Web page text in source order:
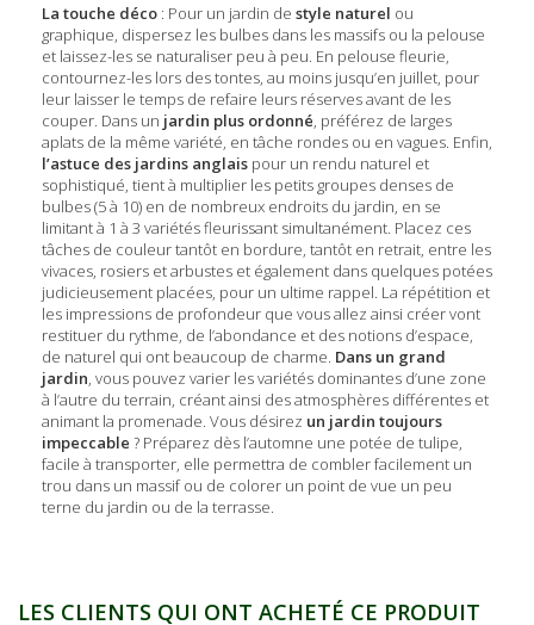
La touche déco : Pour un jardin de style naturel ou
graphique, dispersez les bulbes dans les massifs ou la pelouse
et laissez-les se naturaliser peu à peu. En pelouse fleurie,
contournez-les lors des tontes, au moins jusqu’en juillet, pour
leur laisser le temps de refaire leurs réserves avant de les
couper. Dans un jardin plus ordonné, préférez de larges
aplats de la même variété, en tâche rondes ou en vagues. Enfin,
l’astuce des jardins anglais pour un rendu naturel et
sophistiqué, tient à multiplier les petits groupes denses de
bulbes (5 à 10) en de nombreux endroits du jardin, en se
limitant à 1 à 3 variétés fleurissant simultanément. Placez ces
tâches de couleur tantôt en bordure, tantôt en retrait, entre les
vivaces, rosiers et arbustes et également dans quelques potées
judicieusement placées, pour un ultime rappel. La répétition et
les impressions de profondeur que vous allez ainsi créer vont
restituer du rythme, de l’abondance et des notions d’espace,
de naturel qui ont beaucoup de charme. Dans un grand
jardin, vous pouvez varier les variétés dominantes d’une zone
à l’autre du terrain, créant ainsi des atmosphères différentes et
animant la promenade. Vous désirez un jardin toujours
impeccable ? Préparez dès l’automne une potée de tulipe,
facile à transporter, elle permettra de combler facilement un
trou dans un massif ou de colorer un point de vue un peu
terne du jardin ou de la terrasse.
LES CLIENTS QUI ONT ACHETÉ CE PRODUIT